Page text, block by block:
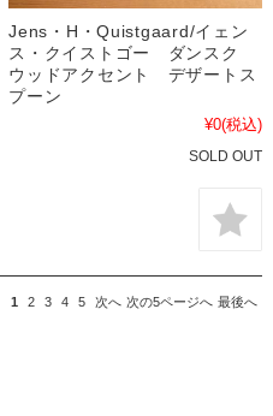
Jens・H・Quistgaard/イェン
ス・クイストゴー ダンスク
ウッドアクセント デザートス
プーン
¥0(税込)
SOLD OUT
1 2 3 4 5 次へ 次の5ページへ 最後へ